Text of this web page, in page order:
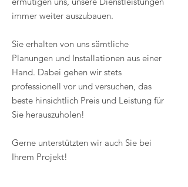
immer weiter auszubauen.
Sie erhalten von uns sämtliche
Planungen und Installationen aus einer
Hand. Dabei gehen wir stets
professionell vor und versuchen, das
beste hinsichtlich Preis und Leistung für
Sie herauszuholen!
Gerne unterstützten wir auch Sie bei
Ihrem Projekt!